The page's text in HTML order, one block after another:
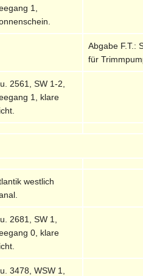
1,
Abgabe F.T.:
für
2561, SW 1-2,
1, klare
westlich
2681, SW 1,
0, klare
3478, WSW 1,